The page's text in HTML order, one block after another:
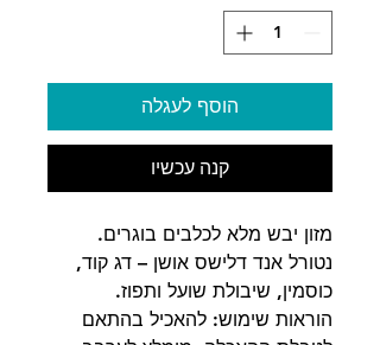
הוסף לעגלה
קנה עכשיו
מזון יבש מלא לכלבים בוגרים.
נטורל אנד דלישס אושן – דג קוד,
כוסמין, שיבולת שועל ותפוז.
הוראות שימוש: להאכיל בהתאם